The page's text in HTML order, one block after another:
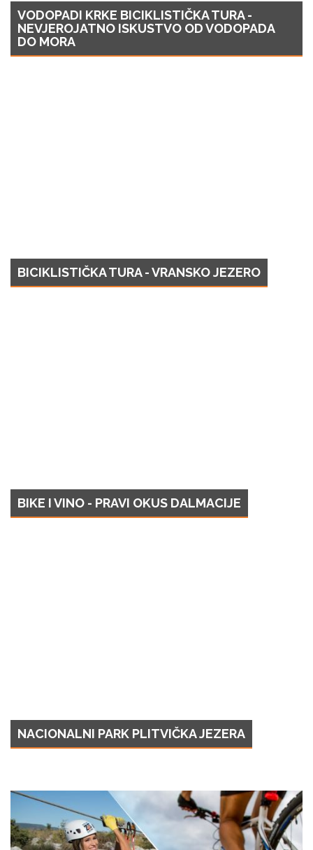
VODOPADI KRKE BICIKLISTIČKA TURA -
NEVJEROJATNO ISKUSTVO OD VODOPADA
DO MORA
BICIKLISTIČKA TURA - VRANSKO JEZERO
BIKE I VINO - PRAVI OKUS DALMACIJE
NACIONALNI PARK PLITVIČKA JEZERA